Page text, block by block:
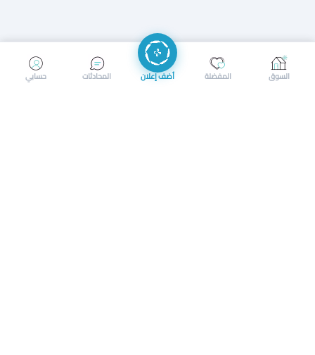
إرسال رسالة إجراء مكالمة
حسابي المحادثات أضف إعلان المفضلة السوق